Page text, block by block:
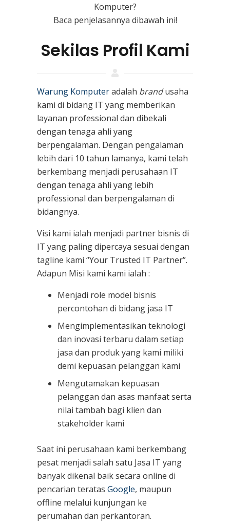
Komputer?
Baca penjelasannya dibawah ini!
Sekilas Profil Kami
Warung Komputeradalah brandusaha
kami di bidang IT yang memberikan
layanan professional dan dibekali
dengan tenaga ahli yang
berpengalaman. Dengan pengalaman
lebih dari 10 tahun lamanya, kami telah
berkembang menjadi perusahaan IT
dengan tenaga ahli yang lebih
professional dan berpengalaman di
bidangnya.
Visi kami ialah menjadi partner bisnis di
IT yang paling dipercaya sesuai dengan
tagline kami “Your Trusted IT Partner”.
Adapun Misi kami kami ialah :
Menjadi role model bisnis
percontohan di bidang jasa IT
Mengimplementasikan teknologi
dan inovasi terbaru dalam setiap
jasa dan produk yang kami miliki
demi kepuasan pelanggan kami
Mengutamakan kepuasan
pelanggan dan asas manfaat serta
nilai tambah bagi klien dan
stakeholder kami
Saat ini perusahaan kami berkembang
pesat menjadi salah satu Jasa IT yang
banyak dikenal baik secara online di
pencarian teratas Google, maupun
offline melalui kunjungan ke
perumahan dan perkantoran.